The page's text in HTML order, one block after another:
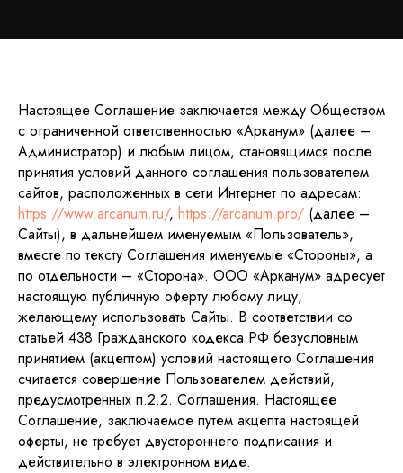
Настоящее Соглашение заключается между Обществом
с ограниченной ответственностью «Арканум» (далее –
Администратор) и любым лицом, становящимся после
принятия условий данного соглашения пользователем
сайтов, расположенных в сети Интернет по адресам:
https://www.arcanum.ru/, https://arcanum.pro/ (далее –
Сайты), в дальнейшем именуемым «Пользователь»,
вместе по тексту Соглашения именуемые «Стороны», а
по отдельности – «Сторона». ООО «Арканум» адресует
настоящую публичную оферту любому лицу,
желающему использовать Сайты. В соответствии со
статьей 438 Гражданского кодекса РФ безусловным
принятием (акцептом) условий настоящего Соглашения
считается совершение Пользователем действий,
предусмотренных п.2.2. Соглашения. Настоящее
Соглашение, заключаемое путем акцепта настоящей
оферты, не требует двустороннего подписания и
действительно в электронном виде.